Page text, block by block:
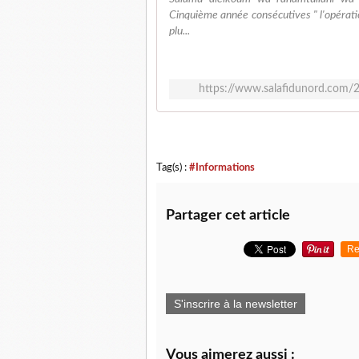
Cinquième année consécutives "
plu...
https://www.salafidunord.com/
Tag(s) : #Informations
Partager cet article
S'inscrire à la newsletter
Vous aimerez aussi :